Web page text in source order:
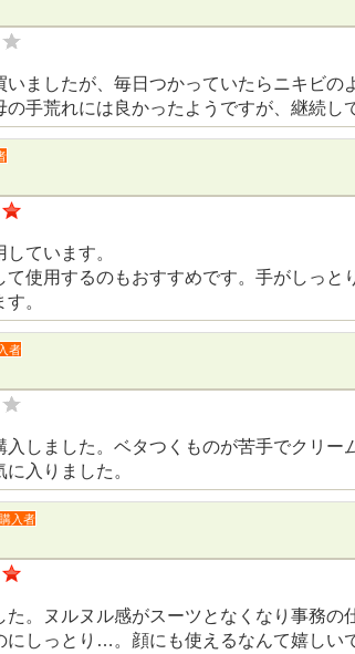
いましたが、毎日つかっていたらニキビ
の手荒れには良かったようですが、継続し
ています。
使用するのもおすすめです。手がしっと
。
者
入しました。ベタつくものが苦手でクリ
入りました。
購入者
た。ヌルヌル感がスーツとなくなり事務
にしっとり…。顔にも使えるなんて嬉しい